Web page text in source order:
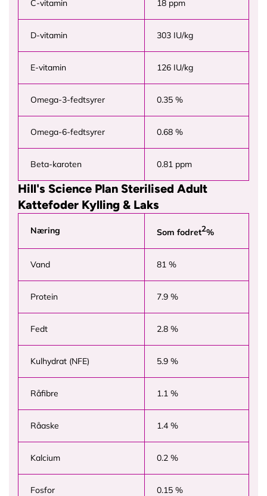
C-vitamin 18 ppm
D-vitamin 303 IU/kg
E-vitamin 126 IU/kg
Omega-3-fedtsyrer 0.35 %
Omega-6-fedtsyrer 0.68 %
Beta-karoten 0.81 ppm
Hill's Science Plan Sterilised Adult
Kattefoder Kylling & Laks
Næring Som fodret2%
Vand 81 %
Protein 7.9 %
Fedt 2.8 %
Kulhydrat (NFE) 5.9 %
Råfibre 1.1 %
Råaske 1.4 %
Kalcium 0.2 %
Fosfor 0.15 %